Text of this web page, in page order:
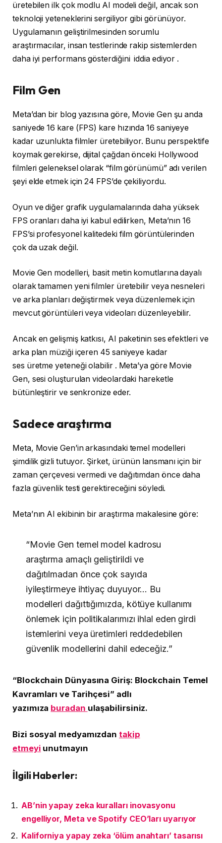
üretebilen ilk çok modlu AI modeli değil, ancak son
teknoloji yeteneklerini sergiliyor gibi görünüyor.
Uygulamanın geliştirilmesinden sorumlu
araştırmacılar, insan testlerinde rakip sistemlerden
daha iyi performans gösterdiğini iddia ediyor .
Film Gen
Meta’dan bir blog yazısına göre, Movie Gen şu anda
saniyede 16 kare (FPS) kare hızında 16 saniyeye
kadar uzunlukta filmler üretebiliyor. Bunu perspektife
koymak gerekirse, dijital çağdan önceki Hollywood
filmleri geleneksel olarak “film görünümü” adı verilen
şeyi elde etmek için 24 FPS’de çekiliyordu.
Oyun ve diğer grafik uygulamalarında daha yüksek
FPS oranları daha iyi kabul edilirken, Meta’nın 16
FPS’si profesyonel kalitedeki film görüntülerinden
çok da uzak değil.
Movie Gen modelleri, basit metin komutlarına dayalı
olarak tamamen yeni filmler üretebilir veya nesneleri
ve arka planları değiştirmek veya düzenlemek için
mevcut görüntüleri veya videoları düzenleyebilir.
Ancak en gelişmiş katkısı, AI paketinin ses efektleri ve
arka plan müziği içeren 45 saniyeye kadar
ses üretme yeteneği olabilir . Meta’ya göre Movie
Gen, sesi oluşturulan videolardaki hareketle
bütünleştirir ve senkronize eder.
Sadece araştırma
Meta, Movie Gen’in arkasındaki temel modelleri
şimdilik gizli tutuyor. Şirket, ürünün lansmanı için bir
zaman çerçevesi vermedi ve dağıtımdan önce daha
fazla güvenlik testi gerektireceğini söyledi.
Meta’nın AI ekibinin bir araştırma makalesine göre:
“Movie Gen temel model kadrosu
araştırma amaçlı geliştirildi ve
dağıtılmadan önce çok sayıda
iyileştirmeye ihtiyaç duyuyor… Bu
modelleri dağıttığımızda, kötüye kullanımı
önlemek için politikalarımızı ihlal eden girdi
istemlerini veya üretimleri reddedebilen
güvenlik modellerini dahil edeceğiz.”
“Blockchain Dünyasına Giriş: Blockchain Temel
Kavramları ve Tarihçesi” adlı
yazımıza buradan ulaşabilirsiniz.
Bizi sosyal medyamızdan takip
etmeyi unutmayın
İlgili Haberler:
AB’nin yapay zeka kuralları inovasyonu
engelliyor, Meta ve Spotify CEO’ları uyarıyor
Kaliforniya yapay zeka ‘ölüm anahtarı’ tasarısı